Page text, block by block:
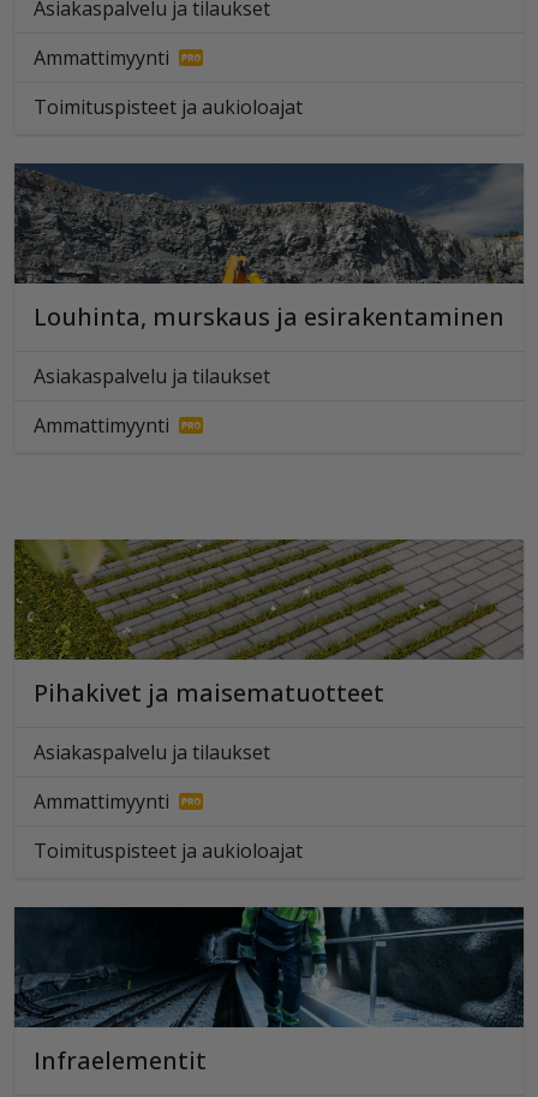
Asiakaspalvelu ja tilaukset
Ammattimyynti
Toimituspisteet ja aukioloajat
Louhinta, murskaus ja esirakentaminen
Asiakaspalvelu ja tilaukset
Ammattimyynti
Pihakivet ja maisematuotteet
Asiakaspalvelu ja tilaukset
Ammattimyynti
Toimituspisteet ja aukioloajat
Infraelementit